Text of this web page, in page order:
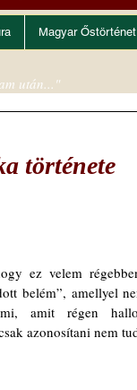
Magyar Őstörténet
története
ez velem
belém”, amellyel
amit régen
azonosítani nem
után..."